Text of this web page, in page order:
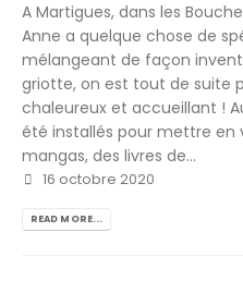
A Martigues, dans les
Anne a quelque chose de
mélangeant de façon
griotte, on est tout de suite
chaleureux et accueillant !
été installés pour mettre en
mangas, des livres de...
16 octobre 2020
READ MORE...